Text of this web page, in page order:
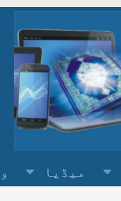
میڈیا